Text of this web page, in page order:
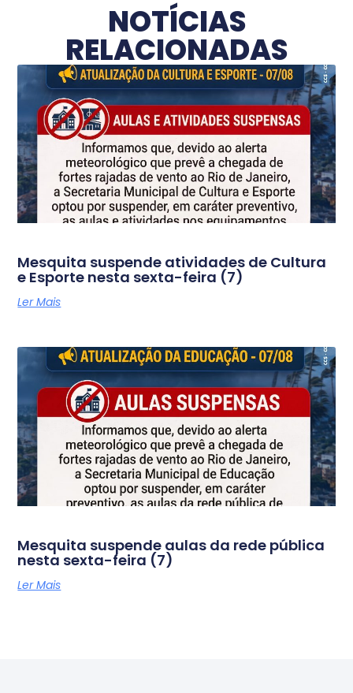
NOTÍCIAS
RELACIONADAS
Mesquita suspende atividades de Cultura
e Esporte nesta sexta-feira (7)
Ler Mais
Mesquita suspende aulas da rede pública
nesta sexta-feira (7)
Ler Mais